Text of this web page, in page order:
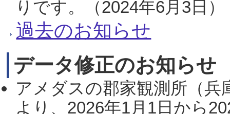
りです。（2024年6月3日）
過去のお知らせ
データ修正のお知らせ
アメダスの郡家観測所（
より、2026年1月1日から